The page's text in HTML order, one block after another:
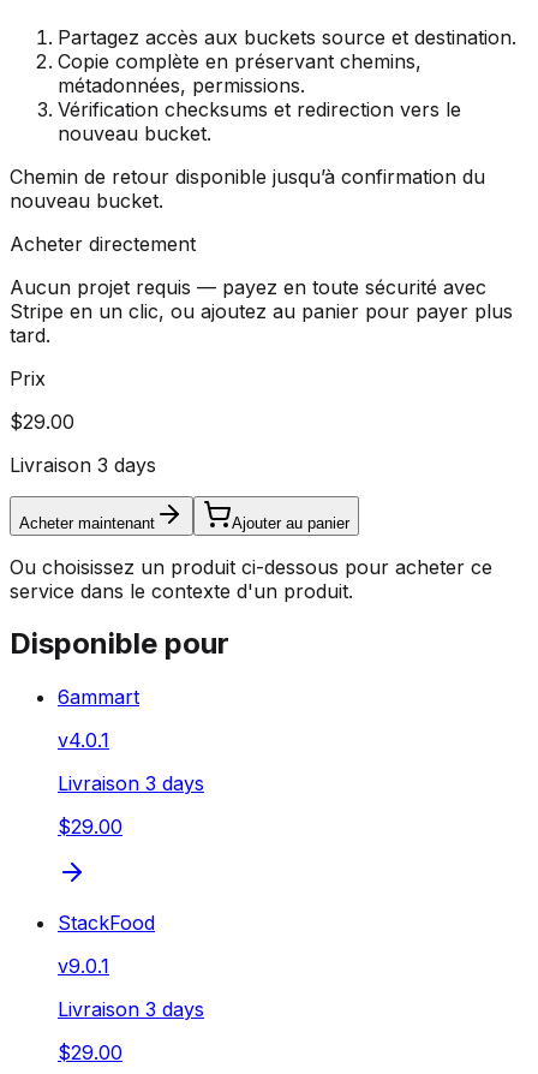
Partagez accès aux buckets source et destination.
Copie complète en préservant chemins,
métadonnées, permissions.
Vérification checksums et redirection vers le
nouveau bucket.
Chemin de retour disponible jusqu’à confirmation du
nouveau bucket.
Acheter directement
Aucun projet requis — payez en toute sécurité avec
Stripe en un clic, ou ajoutez au panier pour payer plus
tard.
Prix
$29.00
Livraison 3 days
Acheter maintenant Ajouter au panier
Ou choisissez un produit ci-dessous pour acheter ce
service dans le contexte d'un produit.
Disponible pour
6ammart
v4.0.1
Livraison 3 days
$29.00
StackFood
v9.0.1
Livraison 3 days
$29.00